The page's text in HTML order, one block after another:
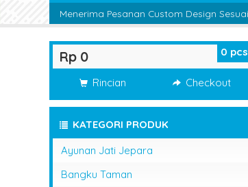
Menerima Pesanan Custom Design Sesuai Keinginan
0 pcs
Rp 0
Rincian Checkout
KATEGORI PRODUK
Ayunan Jati Jepara
Bangku Taman